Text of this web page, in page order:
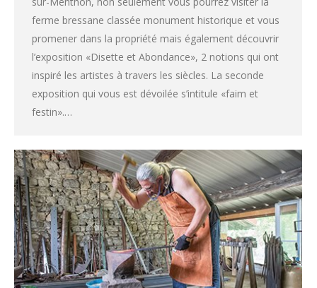
ferme bressane classée monument historique et vous
promener dans la propriété mais également découvrir
l’exposition «Disette et Abondance», 2 notions qui ont
inspiré les artistes à travers les siècles. La seconde
exposition qui vous est dévoilée s’intitule «faim et
festin».…